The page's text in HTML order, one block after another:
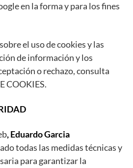
en la forma y para los fines
el uso de cookies y las
de información y los
o rechazo, consulta
COOKIES.
, Eduardo Garcia
todas las medidas técnicas y
para garantizar la